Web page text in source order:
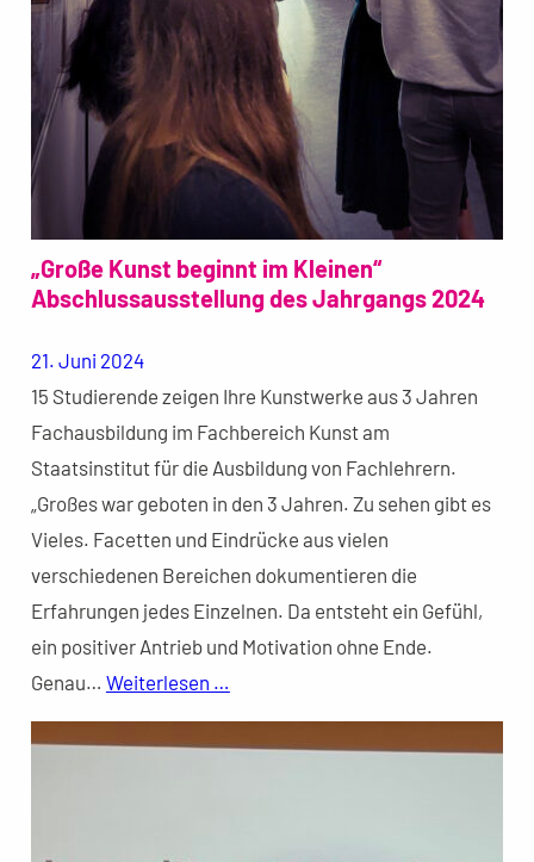
„Große Kunst beginnt im Kleinen“
Abschlussausstellung des Jahrgangs 2024
21. Juni 2024
15 Studierende zeigen Ihre Kunstwerke aus 3 Jahren
Fachausbildung im Fachbereich Kunst am
Staatsinstitut für die Ausbildung von Fachlehrern.
„Großes war geboten in den 3 Jahren. Zu sehen gibt es
Vieles. Facetten und Eindrücke aus vielen
verschiedenen Bereichen dokumentieren die
Erfahrungen jedes Einzelnen. Da entsteht ein Gefühl,
ein positiver Antrieb und Motivation ohne Ende.
Genau… Weiterlesen …